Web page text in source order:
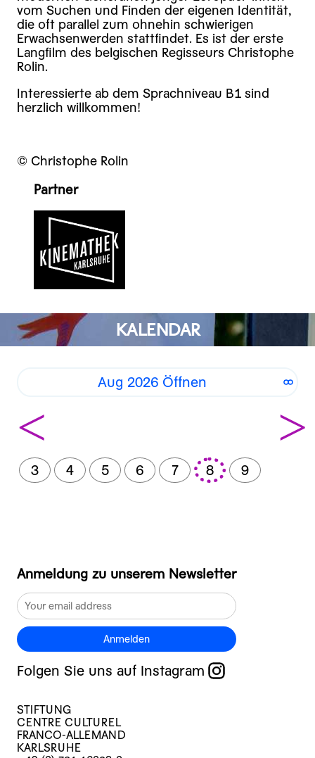
vom Suchen und Finden der eigenen Identität,
die oft parallel zum ohnehin schwierigen
Erwachsenwerden stattfindet. Es ist der erste
Langfilm des belgischen Regisseurs Christophe
Rolin.
Interessierte ab dem Sprachniveau B1 sind
herzlich willkommen!
© Christophe Rolin
Partner
KALENDAR
Aug 2026 Öffnen
< >
3 4 5 6 7 8 9
Anmeldung zu unserem Newsletter
Anmelden
Folgen Sie uns auf Instagram
STIFTUNG
CENTRE CULTUREL
FRANCO-ALLEMAND
KARLSRUHE